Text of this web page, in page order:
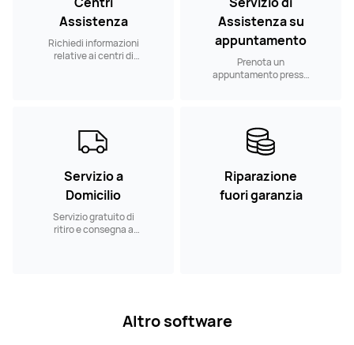
Assistenza
Richiedi informazioni
relative ai centri di
Assistenza su
appuntamento
Prenota un
appuntamento presso
Servizio a
Domicilio
Servizio gratuito di
ritiro e consegna a
Riparazione
fuori garanzia
Altro software